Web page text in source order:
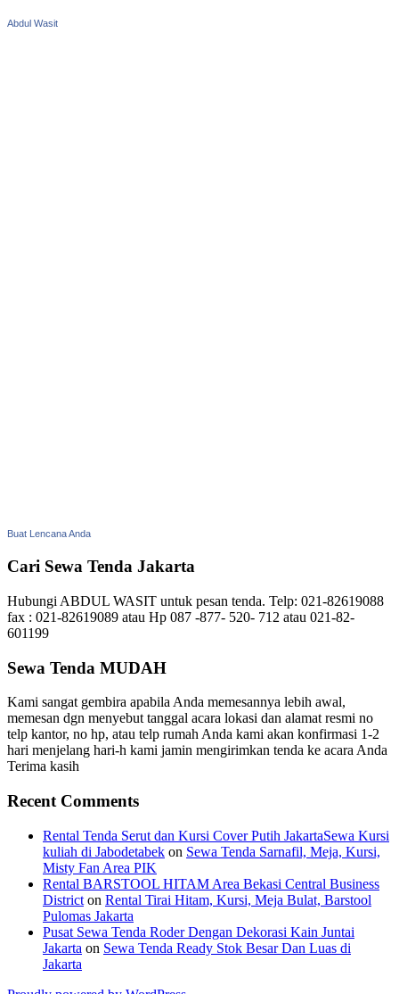
Abdul Wasit
Buat Lencana Anda
Cari Sewa Tenda Jakarta
Hubungi ABDUL WASIT untuk pesan tenda. Telp: 021-82619088
fax : 021-82619089 atau Hp 087 -877- 520- 712 atau 021-82-
601199
Sewa Tenda MUDAH
Kami sangat gembira apabila Anda memesannya lebih awal,
memesan dgn menyebut tanggal acara lokasi dan alamat resmi no
telp kantor, no hp, atau telp rumah Anda kami akan konfirmasi 1-2
hari menjelang hari-h kami jamin mengirimkan tenda ke acara Anda
Terima kasih
Recent Comments
Rental Tenda Serut dan Kursi Cover Putih JakartaSewa Kursi
kuliah di Jabodetabek on Sewa Tenda Sarnafil, Meja, Kursi,
Misty Fan Area PIK
Rental BARSTOOL HITAM Area Bekasi Central Business
District on Rental Tirai Hitam, Kursi, Meja Bulat, Barstool
Pulomas Jakarta
Pusat Sewa Tenda Roder Dengan Dekorasi Kain Juntai
Jakarta on Sewa Tenda Ready Stok Besar Dan Luas di
Jakarta